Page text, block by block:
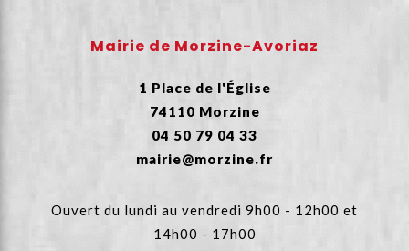
Mairie de Morzine-Avoriaz
1 Place de l'Église
74110 Morzine
04 50 79 04 33
mairie@morzine.fr
Ouvert du lundi au vendredi 9h00 - 12h00 et
14h00 - 17h00